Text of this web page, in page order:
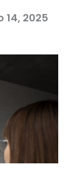
14, 2025